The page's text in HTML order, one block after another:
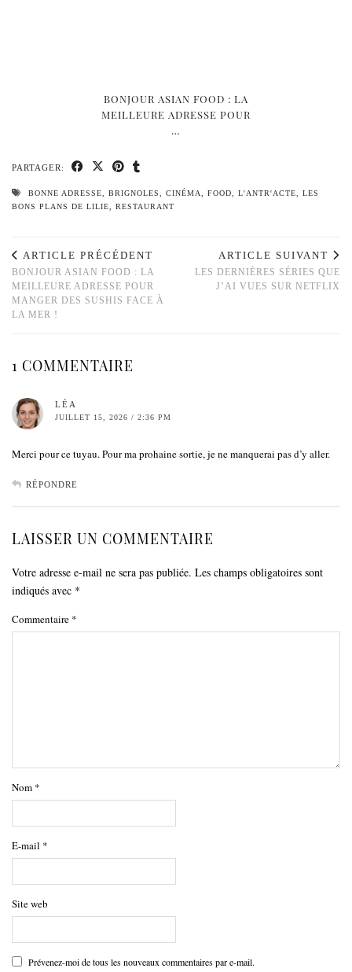
BONJOUR ASIAN FOOD : LA
MEILLEURE ADRESSE POUR
…
PARTAGER:
BONNE ADRESSE BRIGNOLES CINÉMA FOOD L'ANTR'ACTE
LES
BONS PLANS DE LILIE
RESTAURANT
ARTICLE PRÉCÉDENT
BONJOUR ASIAN FOOD : LA
MEILLEURE ADRESSE POUR
MANGER DES SUSHIS FACE À
LA MER !
ARTICLE SUIVANT
LES DERNIÈRES SÉRIES QUE
J’AI VUES SUR NETFLIX
1 COMMENTAIRE
LÉA
JUILLET 15, 2026 / 2:36 PM
Merci pour ce tuyau. Pour ma prohaine sortie, je ne manquerai pas d’y aller.
RÉPONDRE
LAISSER UN COMMENTAIRE
Votre adresse e-mail ne sera pas publiée. Les champs obligatoires sont
indiqués avec *
Commentaire *
Nom *
E-mail *
Site web
Prévenez-moi de tous les nouveaux commentaires par e-mail.